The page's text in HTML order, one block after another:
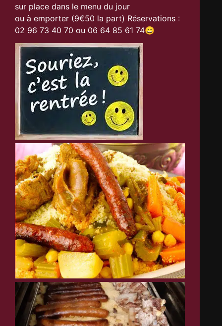
sur place dans le menu du jour
ou à emporter (9€50 la part) Réservations :
02 96 73 40 70 ou 06 64 85 61 74😀